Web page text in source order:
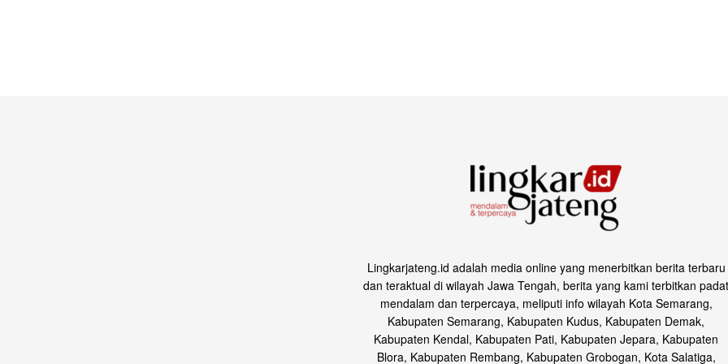
Lingkarjateng.id adalah media online yang menerbitkan berita terbaru
dan teraktual di wilayah Jawa Tengah, berita yang kami terbitkan padat
mendalam dan terpercaya, meliputi info wilayah Kota Semarang,
Kabupaten Semarang, Kabupaten Kudus, Kabupaten Demak,
Kabupaten Kendal, Kabupaten Pati, Kabupaten Jepara, Kabupaten
Blora, Kabupaten Rembang, Kabupaten Grobogan, Kota Salatiga,